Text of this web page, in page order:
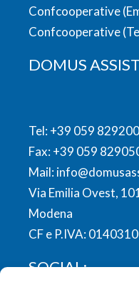
Confcooperative
Confcooperative
DOMUS
Tel:+39 059 829200
Fax: +39 059
Mail:
Via Emilia Ovest,
Modena
CF e P.IVA:
SOCIAL: